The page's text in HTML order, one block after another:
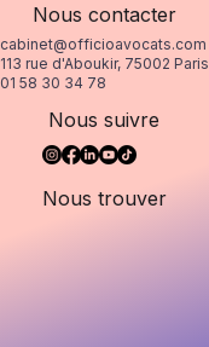
Nous contacter
cabinet@officioavocats.com
113 rue d'Aboukir, 75002 Paris
01 58 30 34 78
Nous trouver
Nous suivre